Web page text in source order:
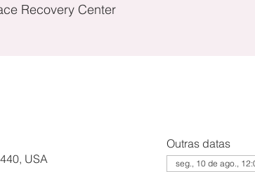
Recovery Center
USA
Outras datas
seg., 10 de ago.,